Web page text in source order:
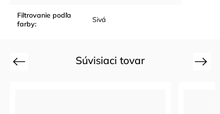
Filtrovanie podľa
farby: Sivá
Súvisiaci tovar
Previous Next